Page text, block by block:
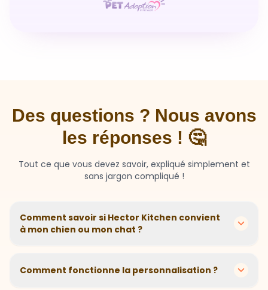
Des questions ? Nous avons
les réponses ! 🤔
Tout ce que vous devez savoir, expliqué simplement et
sans jargon compliqué !
Comment savoir si Hector Kitchen convient
à mon chien ou mon chat ?
recettes personnalisées selon l'âge, la race, le poids et
les sensibilités de votre compagnon. Si votre animal a
Comment fonctionne la personnalisation ?